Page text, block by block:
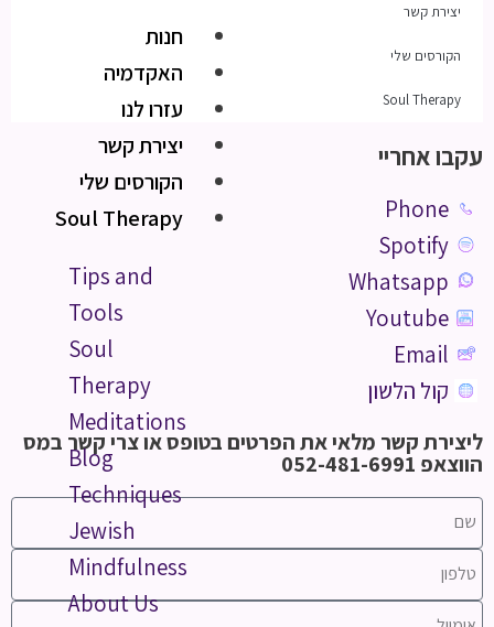
חנות
האקדמיה
עזרו לנו
יצירת קשר
הקורסים שלי
Soul Therapy
Tips and
Tools
Soul
Therapy
Meditations
Blog
Techniques
Jewish
Mindfulness
About Us
יצירת קשר
הקורסים שלי
Soul Therapy
עקבו אחריי
Phone
Spotify
Whatsapp
Youtube
Email
קול הלשון
ליצירת קשר מלאי את הפרטים בטופס או צרי קשר במס
הווצאפ 052-481-6991